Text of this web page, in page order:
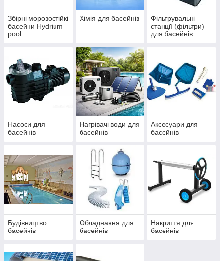
Збірні морозостійкі
басейни Hydrium
pool
Хімія для басейнів
Фільтрувальні
станції (фільтри)
для басейнів
Насоси для
басейнів
Нагрівачі води для
басейнів
Аксесуари для
басейнів
Будівництво
басейнів
Обладнання для
басейнів
Накриття для
басейнів